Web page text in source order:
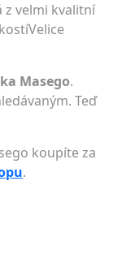
z velmi kvalitní
Masego.
Teď
koupíte za
.